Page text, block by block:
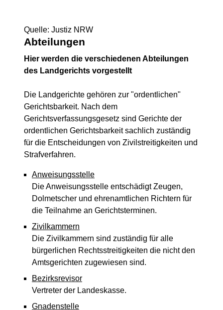
Quelle: Justiz NRW
Abteilungen
Hier werden die verschiedenen Abteilungen
des Landgerichts vorgestellt
Die Landgerichte gehören zur "ordentlichen"
Gerichtsbarkeit. Nach dem
Gerichtsverfassungsgesetz sind Gerichte der
ordentlichen Gerichtsbarkeit sachlich zuständig
für die Entscheidungen von Zivilstreitigkeiten und
Strafverfahren.
Anweisungsstelle
Die Anweisungsstelle entschädigt Zeugen,
Dolmetscher und ehrenamtlichen Richtern für
die Teilnahme an Gerichtsterminen.
Zivilkammern
Die Zivilkammern sind zuständig für alle
bürgerlichen Rechtsstreitigkeiten die nicht den
Amtsgerichten zugewiesen sind.
Bezirksrevisor
Vertreter der Landeskasse.
Gnadenstelle